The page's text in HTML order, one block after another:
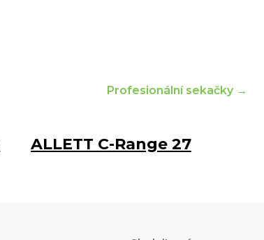
Profesionální sekačky →
ALLETT C-Range 27